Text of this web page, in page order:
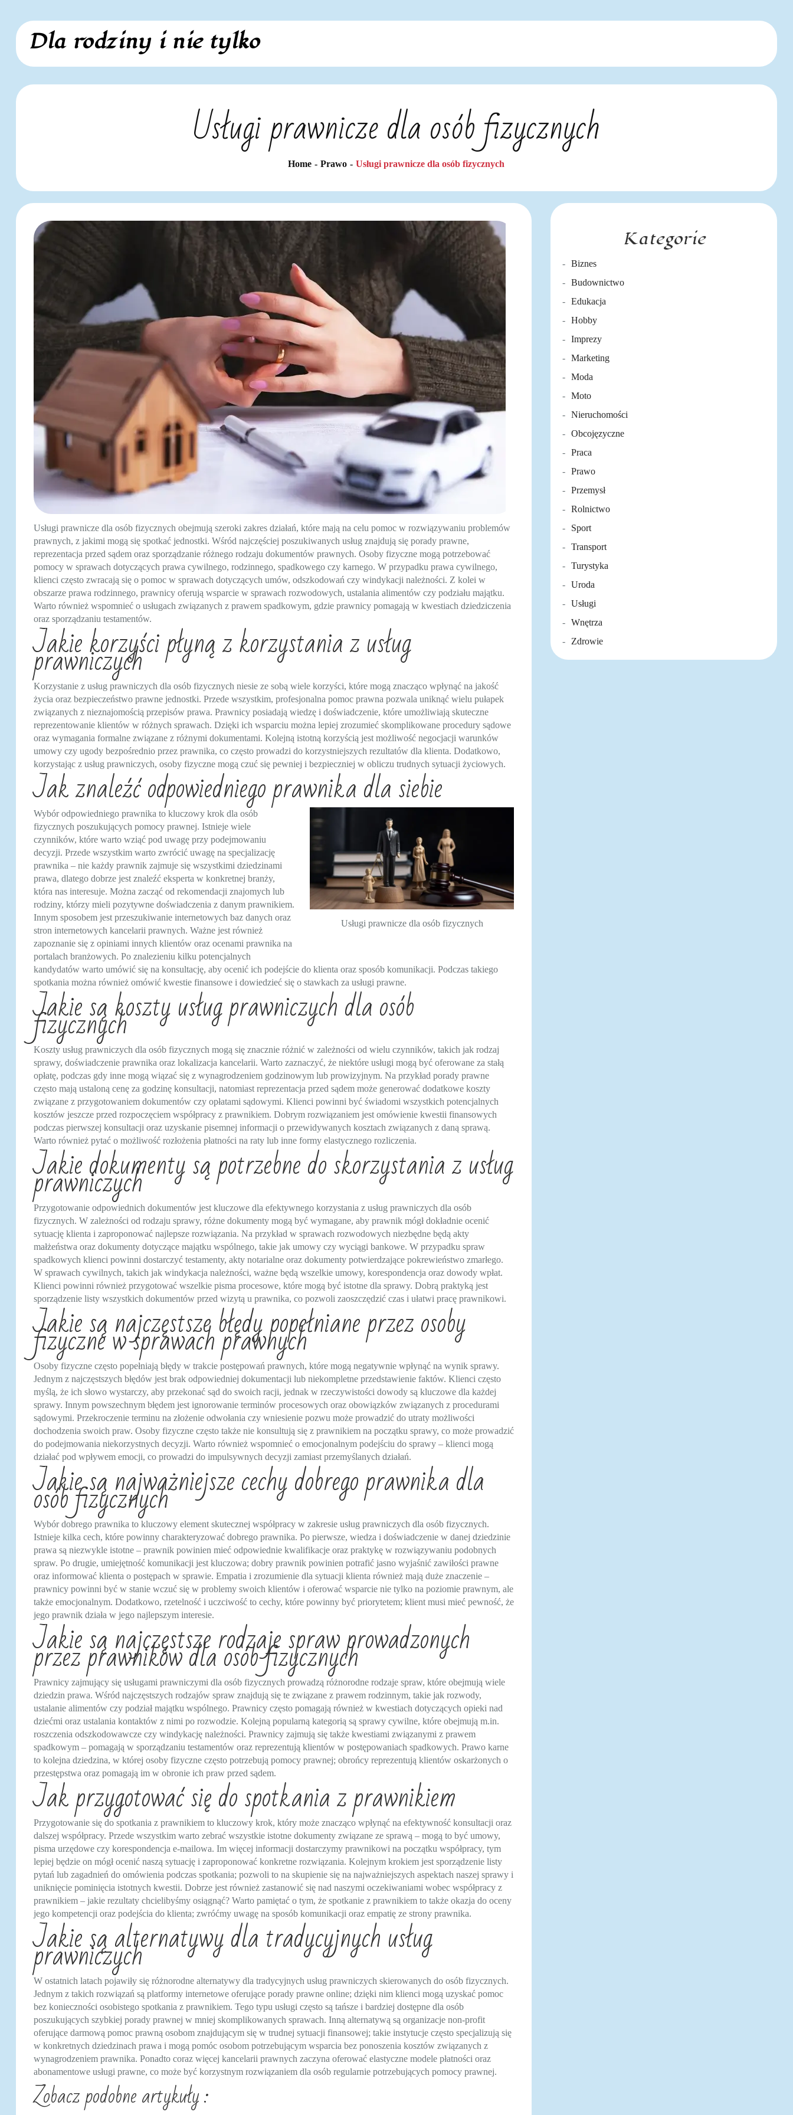
content
Dla rodziny i nie tylko
Usługi prawnicze dla osób fizycznych
Home Prawo Usługi prawnicze dla osób fizycznych
Usługi prawnicze dla osób fizycznych obejmują szeroki zakres działań, które mają na celu pomoc w rozwiązywaniu problemów
prawnych, z jakimi mogą się spotkać jednostki. Wśród najczęściej poszukiwanych usług znajdują się porady prawne,
reprezentacja przed sądem oraz sporządzanie różnego rodzaju dokumentów prawnych. Osoby fizyczne mogą potrzebować
pomocy w sprawach dotyczących prawa cywilnego, rodzinnego, spadkowego czy karnego. W przypadku prawa cywilnego,
klienci często zwracają się o pomoc w sprawach dotyczących umów, odszkodowań czy windykacji należności. Z kolei w
obszarze prawa rodzinnego, prawnicy oferują wsparcie w sprawach rozwodowych, ustalania alimentów czy podziału majątku.
Warto również wspomnieć o usługach związanych z prawem spadkowym, gdzie prawnicy pomagają w kwestiach dziedziczenia
oraz sporządzaniu testamentów.
Jakie korzyści płyną z korzystania z usług
prawniczych
Korzystanie z usług prawniczych dla osób fizycznych niesie ze sobą wiele korzyści, które mogą znacząco wpłynąć na jakość
życia oraz bezpieczeństwo prawne jednostki. Przede wszystkim, profesjonalna pomoc prawna pozwala uniknąć wielu pułapek
związanych z nieznajomością przepisów prawa. Prawnicy posiadają wiedzę i doświadczenie, które umożliwiają skuteczne
reprezentowanie klientów w różnych sprawach. Dzięki ich wsparciu można lepiej zrozumieć skomplikowane procedury sądowe
oraz wymagania formalne związane z różnymi dokumentami. Kolejną istotną korzyścią jest możliwość negocjacji warunków
umowy czy ugody bezpośrednio przez prawnika, co często prowadzi do korzystniejszych rezultatów dla klienta. Dodatkowo,
korzystając z usług prawniczych, osoby fizyczne mogą czuć się pewniej i bezpieczniej w obliczu trudnych sytuacji życiowych.
Jak znaleźć odpowiedniego prawnika dla siebie
Usługi prawnicze dla osób fizycznych
Wybór odpowiedniego prawnika to kluczowy krok dla osób
fizycznych poszukujących pomocy prawnej. Istnieje wiele
czynników, które warto wziąć pod uwagę przy podejmowaniu
decyzji. Przede wszystkim warto zwrócić uwagę na specjalizację
prawnika – nie każdy prawnik zajmuje się wszystkimi dziedzinami
prawa, dlatego dobrze jest znaleźć eksperta w konkretnej branży,
która nas interesuje. Można zacząć od rekomendacji znajomych lub
rodziny, którzy mieli pozytywne doświadczenia z danym prawnikiem.
Innym sposobem jest przeszukiwanie internetowych baz danych oraz
stron internetowych kancelarii prawnych. Ważne jest również
zapoznanie się z opiniami innych klientów oraz ocenami prawnika na
portalach branżowych. Po znalezieniu kilku potencjalnych
kandydatów warto umówić się na konsultację, aby ocenić ich podejście do klienta oraz sposób komunikacji. Podczas takiego
spotkania można również omówić kwestie finansowe i dowiedzieć się o stawkach za usługi prawne.
Jakie są koszty usług prawniczych dla osób
fizycznych
Koszty usług prawniczych dla osób fizycznych mogą się znacznie różnić w zależności od wielu czynników, takich jak rodzaj
sprawy, doświadczenie prawnika oraz lokalizacja kancelarii. Warto zaznaczyć, że niektóre usługi mogą być oferowane za stałą
opłatę, podczas gdy inne mogą wiązać się z wynagrodzeniem godzinowym lub prowizyjnym. Na przykład porady prawne
często mają ustaloną cenę za godzinę konsultacji, natomiast reprezentacja przed sądem może generować dodatkowe koszty
związane z przygotowaniem dokumentów czy opłatami sądowymi. Klienci powinni być świadomi wszystkich potencjalnych
kosztów jeszcze przed rozpoczęciem współpracy z prawnikiem. Dobrym rozwiązaniem jest omówienie kwestii finansowych
podczas pierwszej konsultacji oraz uzyskanie pisemnej informacji o przewidywanych kosztach związanych z daną sprawą.
Warto również pytać o możliwość rozłożenia płatności na raty lub inne formy elastycznego rozliczenia.
Jakie dokumenty są potrzebne do skorzystania z usług
prawniczych
Przygotowanie odpowiednich dokumentów jest kluczowe dla efektywnego korzystania z usług prawniczych dla osób
fizycznych. W zależności od rodzaju sprawy, różne dokumenty mogą być wymagane, aby prawnik mógł dokładnie ocenić
sytuację klienta i zaproponować najlepsze rozwiązania. Na przykład w sprawach rozwodowych niezbędne będą akty
małżeństwa oraz dokumenty dotyczące majątku wspólnego, takie jak umowy czy wyciągi bankowe. W przypadku spraw
spadkowych klienci powinni dostarczyć testamenty, akty notarialne oraz dokumenty potwierdzające pokrewieństwo zmarłego.
W sprawach cywilnych, takich jak windykacja należności, ważne będą wszelkie umowy, korespondencja oraz dowody wpłat.
Klienci powinni również przygotować wszelkie pisma procesowe, które mogą być istotne dla sprawy. Dobrą praktyką jest
sporządzenie listy wszystkich dokumentów przed wizytą u prawnika, co pozwoli zaoszczędzić czas i ułatwi pracę prawnikowi.
Jakie są najczęstsze błędy popełniane przez osoby
fizyczne w sprawach prawnych
Osoby fizyczne często popełniają błędy w trakcie postępowań prawnych, które mogą negatywnie wpłynąć na wynik sprawy.
Jednym z najczęstszych błędów jest brak odpowiedniej dokumentacji lub niekompletne przedstawienie faktów. Klienci często
myślą, że ich słowo wystarczy, aby przekonać sąd do swoich racji, jednak w rzeczywistości dowody są kluczowe dla każdej
sprawy. Innym powszechnym błędem jest ignorowanie terminów procesowych oraz obowiązków związanych z procedurami
sądowymi. Przekroczenie terminu na złożenie odwołania czy wniesienie pozwu może prowadzić do utraty możliwości
dochodzenia swoich praw. Osoby fizyczne często także nie konsultują się z prawnikiem na początku sprawy, co może prowadzić
do podejmowania niekorzystnych decyzji. Warto również wspomnieć o emocjonalnym podejściu do sprawy – klienci mogą
działać pod wpływem emocji, co prowadzi do impulsywnych decyzji zamiast przemyślanych działań.
Jakie są najważniejsze cechy dobrego prawnika dla
osób fizycznych
Wybór dobrego prawnika to kluczowy element skutecznej współpracy w zakresie usług prawniczych dla osób fizycznych.
Istnieje kilka cech, które powinny charakteryzować dobrego prawnika. Po pierwsze, wiedza i doświadczenie w danej dziedzinie
prawa są niezwykle istotne – prawnik powinien mieć odpowiednie kwalifikacje oraz praktykę w rozwiązywaniu podobnych
spraw. Po drugie, umiejętność komunikacji jest kluczowa; dobry prawnik powinien potrafić jasno wyjaśnić zawiłości prawne
oraz informować klienta o postępach w sprawie. Empatia i zrozumienie dla sytuacji klienta również mają duże znaczenie –
prawnicy powinni być w stanie wczuć się w problemy swoich klientów i oferować wsparcie nie tylko na poziomie prawnym, ale
także emocjonalnym. Dodatkowo, rzetelność i uczciwość to cechy, które powinny być priorytetem; klient musi mieć pewność, że
jego prawnik działa w jego najlepszym interesie.
Jakie są najczęstsze rodzaje spraw prowadzonych
przez prawników dla osób fizycznych
Prawnicy zajmujący się usługami prawniczymi dla osób fizycznych prowadzą różnorodne rodzaje spraw, które obejmują wiele
dziedzin prawa. Wśród najczęstszych rodzajów spraw znajdują się te związane z prawem rodzinnym, takie jak rozwody,
ustalanie alimentów czy podział majątku wspólnego. Prawnicy często pomagają również w kwestiach dotyczących opieki nad
dziećmi oraz ustalania kontaktów z nimi po rozwodzie. Kolejną popularną kategorią są sprawy cywilne, które obejmują m.in.
roszczenia odszkodowawcze czy windykację należności. Prawnicy zajmują się także kwestiami związanymi z prawem
spadkowym – pomagają w sporządzaniu testamentów oraz reprezentują klientów w postępowaniach spadkowych. Prawo karne
to kolejna dziedzina, w której osoby fizyczne często potrzebują pomocy prawnej; obrońcy reprezentują klientów oskarżonych o
przestępstwa oraz pomagają im w obronie ich praw przed sądem.
Jak przygotować się do spotkania z prawnikiem
Przygotowanie się do spotkania z prawnikiem to kluczowy krok, który może znacząco wpłynąć na efektywność konsultacji oraz
dalszej współpracy. Przede wszystkim warto zebrać wszystkie istotne dokumenty związane ze sprawą – mogą to być umowy,
pisma urzędowe czy korespondencja e-mailowa. Im więcej informacji dostarczymy prawnikowi na początku współpracy, tym
lepiej będzie on mógł ocenić naszą sytuację i zaproponować konkretne rozwiązania. Kolejnym krokiem jest sporządzenie listy
pytań lub zagadnień do omówienia podczas spotkania; pozwoli to na skupienie się na najważniejszych aspektach naszej sprawy i
uniknięcie pominięcia istotnych kwestii. Dobrze jest również zastanowić się nad naszymi oczekiwaniami wobec współpracy z
prawnikiem – jakie rezultaty chcielibyśmy osiągnąć? Warto pamiętać o tym, że spotkanie z prawnikiem to także okazja do oceny
jego kompetencji oraz podejścia do klienta; zwróćmy uwagę na sposób komunikacji oraz empatię ze strony prawnika.
Jakie są alternatywy dla tradycyjnych usług
prawniczych
W ostatnich latach pojawiły się różnorodne alternatywy dla tradycyjnych usług prawniczych skierowanych do osób fizycznych.
Jednym z takich rozwiązań są platformy internetowe oferujące porady prawne online; dzięki nim klienci mogą uzyskać pomoc
bez konieczności osobistego spotkania z prawnikiem. Tego typu usługi często są tańsze i bardziej dostępne dla osób
poszukujących szybkiej porady prawnej w mniej skomplikowanych sprawach. Inną alternatywą są organizacje non-profit
oferujące darmową pomoc prawną osobom znajdującym się w trudnej sytuacji finansowej; takie instytucje często specjalizują się
w konkretnych dziedzinach prawa i mogą pomóc osobom potrzebującym wsparcia bez ponoszenia kosztów związanych z
wynagrodzeniem prawnika. Ponadto coraz więcej kancelarii prawnych zaczyna oferować elastyczne modele płatności oraz
abonamentowe usługi prawne, co może być korzystnym rozwiązaniem dla osób regularnie potrzebujących pomocy prawnej.
Zobacz podobne artykuły :
Kategorie
Biznes
Budownictwo
Edukacja
Hobby
Imprezy
Marketing
Moda
Moto
Nieruchomości
Obcojęzyczne
Praca
Prawo
Przemysł
Rolnictwo
Sport
Transport
Turystyka
Uroda
Usługi
Wnętrza
Zdrowie